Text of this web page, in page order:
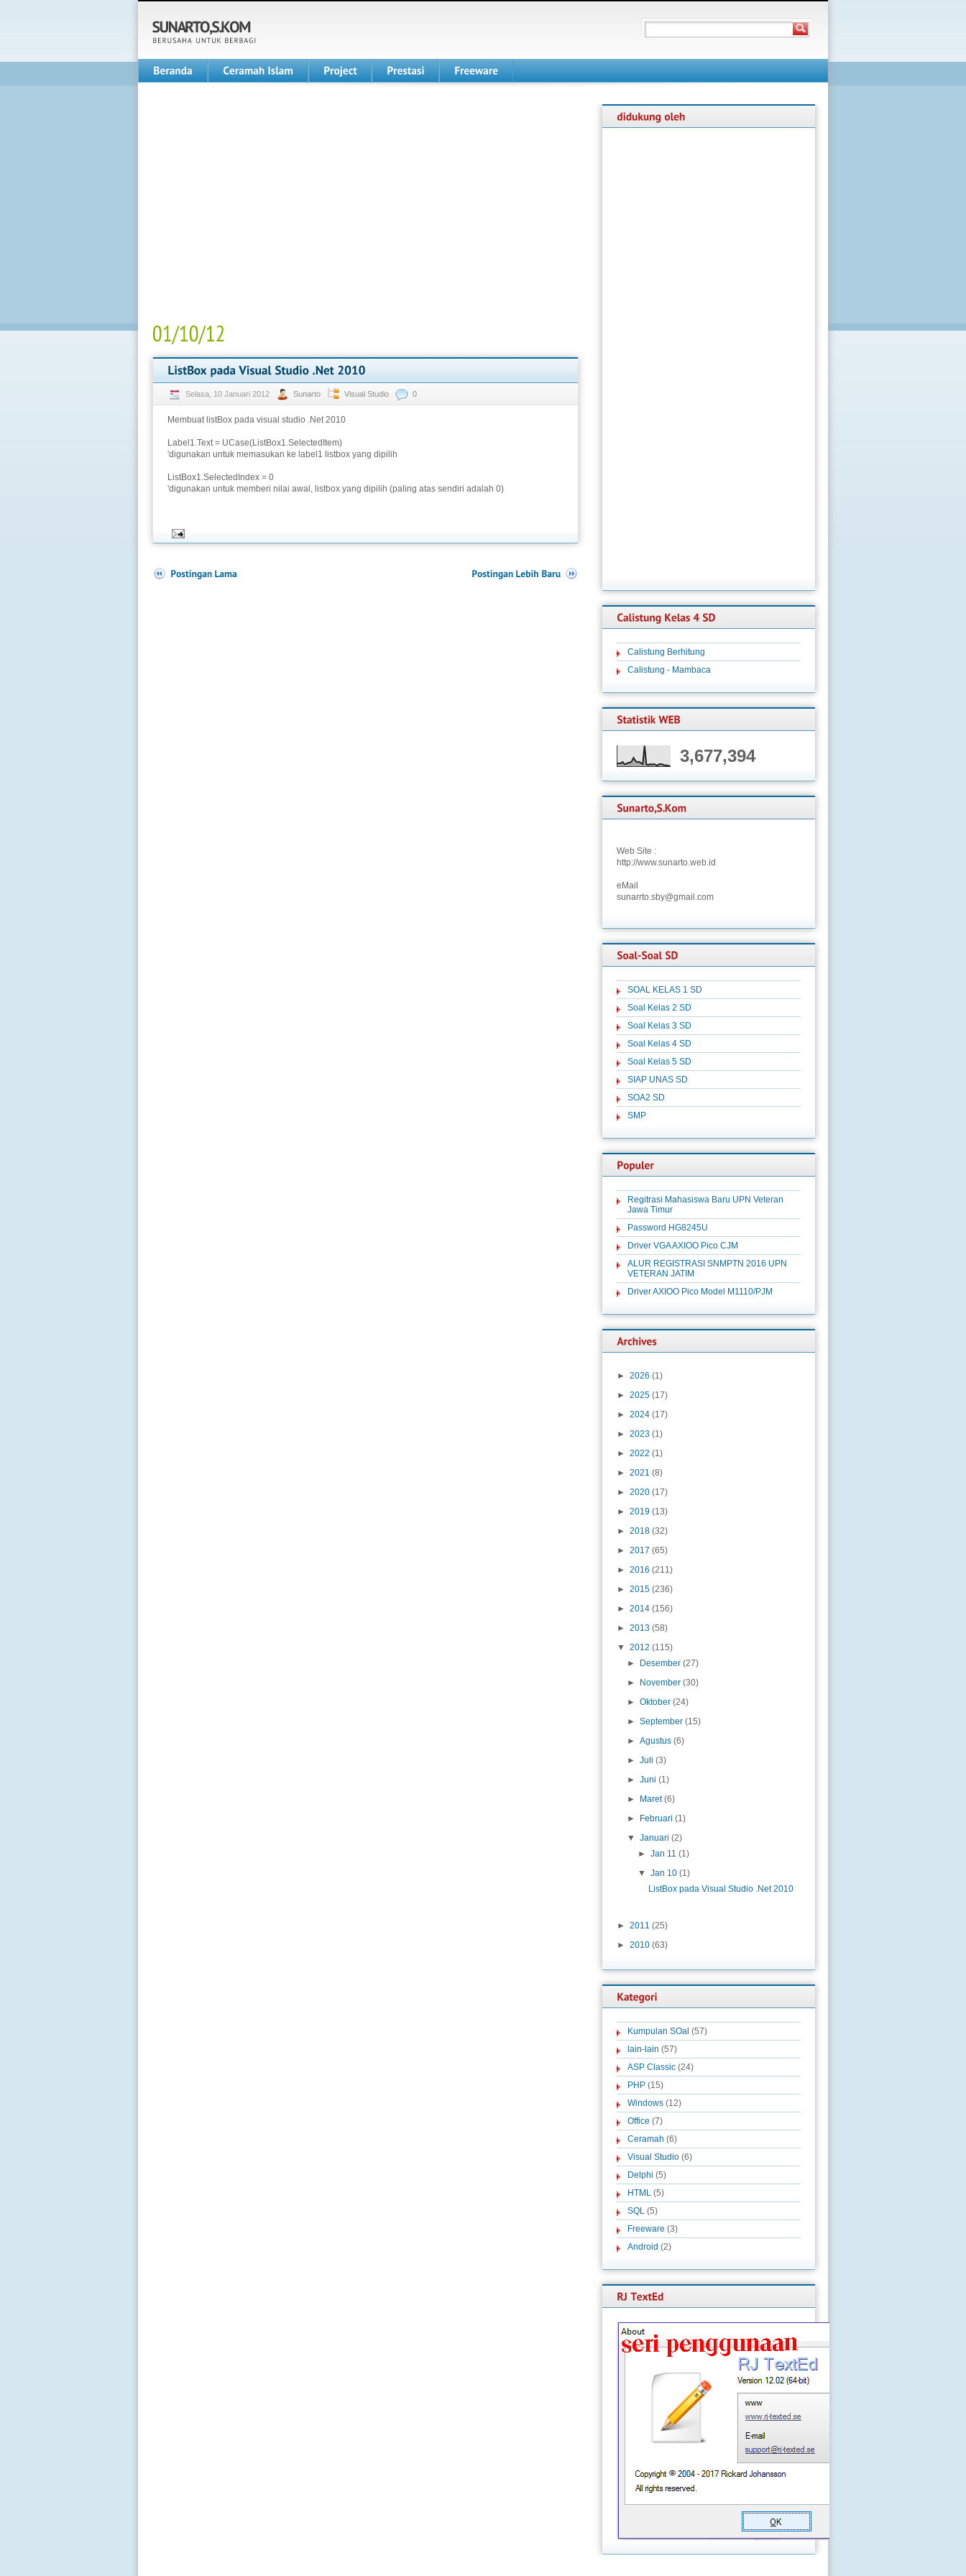
Selasa, 10 Januari 2012 Sunarto Visual Studio 0
Membuat listBox pada visual studio .Net 2010
Label1.Text = UCase(ListBox1.SelectedItem)
'digunakan untuk memasukan ke label1 listbox yang dipilih
ListBox1.SelectedIndex = 0
'digunakan untuk memberi nilai awal, listbox yang dipilih (paling atas sendiri adalah 0)
Calistung Berhitung
Calistung - Mambaca
3,677,394
Web Site :
http://www.sunarto.web.id
eMail
sunarrto.sby@gmail.com
SOAL KELAS 1 SD
Soal Kelas 2 SD
Soal Kelas 3 SD
Soal Kelas 4 SD
Soal Kelas 5 SD
SIAP UNAS SD
SOA2 SD
SMP
Regitrasi Mahasiswa Baru UPN Veteran
Jawa Timur
Password HG8245U
Driver VGA AXIOO Pico CJM
ALUR REGISTRASI SNMPTN 2016 UPN
VETERAN JATIM
Driver AXIOO Pico Model M1110/PJM
► 2026 (1)
► 2025 (17)
► 2024 (17)
► 2023 (1)
► 2022 (1)
► 2021 (8)
► 2020 (17)
► 2019 (13)
► 2018 (32)
► 2017 (65)
► 2016 (211)
► 2015 (236)
► 2014 (156)
► 2013 (58)
▼ 2012 (115)
►
Desember (27)
►
November (30)
►Oktober (24)
►September (15)
►Agustus (6)
►Juli (3)
►Juni (1)
►
Maret (6)
►
Februari (1)
▼Januari (2)
► Jan 11 (1)
▼ Jan 10 (1)
ListBox pada Visual Studio .Net 2010
► 2011 (25)
► 2010 (63)
Kumpulan SOal (57)
lain-lain (57)
ASP Classic (24)
PHP (15)
Windows (12)
Office (7)
Ceramah (6)
Visual Studio (6)
Delphi (5)
HTML (5)
SQL (5)
Freeware (3)
Android (2)